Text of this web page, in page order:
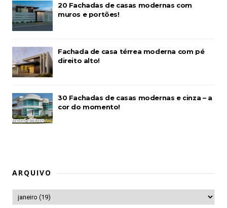
20 Fachadas de casas modernas com
muros e portões!
Fachada de casa térrea moderna com pé
direito alto!
30 Fachadas de casas modernas e cinza – a
cor do momento!
ARQUIVO